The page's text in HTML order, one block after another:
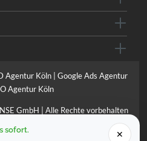
Agentur Köln| Google Ads Agentur
Agentur Köln
GmbH | Alle Rechte vorbehalten
MwSt. und ggfls. Versandkosten
✕
sofort.